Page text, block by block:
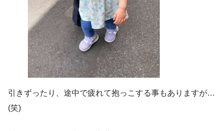
引きずったり、途中で疲れて抱っこする事もありますが…
(笑)